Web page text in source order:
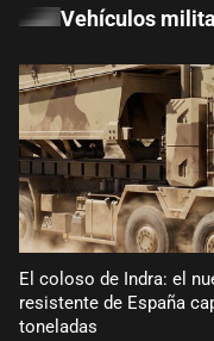
Vehículos
El coloso de Indra: el
resistente de España
toneladas